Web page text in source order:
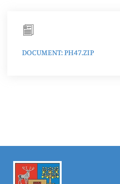
DOCUMENT: PH47.ZIP